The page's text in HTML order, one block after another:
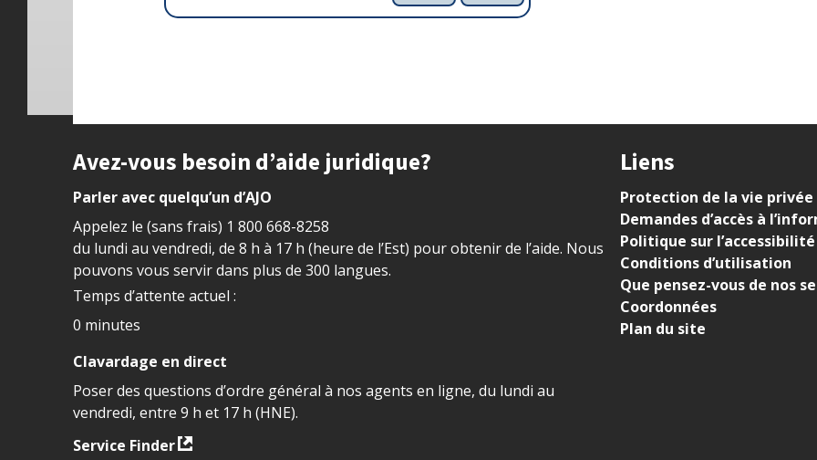
Site footer
Avez-vous besoin d’aide juridique?
Parler avec quelqu’un d’AJO
Appelez le (sans frais) 1 800 668-8258
du lundi au vendredi, de 8 h à 17 h (heure de l’Est) pour obtenir de l’aide. Nous
pouvons vous servir dans plus de 300 langues.
Temps d’attente actuel :
0 minutes
Clavardage en direct
Poser des questions d’ordre général à nos agents en ligne, du lundi au
vendredi, entre 9 h et 17 h (HNE).
Service Finder
Liens
Protection de la vie privée
Demandes d’accès à
Politique sur l’accessibilité
Conditions d’utilisation
Que pensez-vous de nos
Coordonnées
Plan du site